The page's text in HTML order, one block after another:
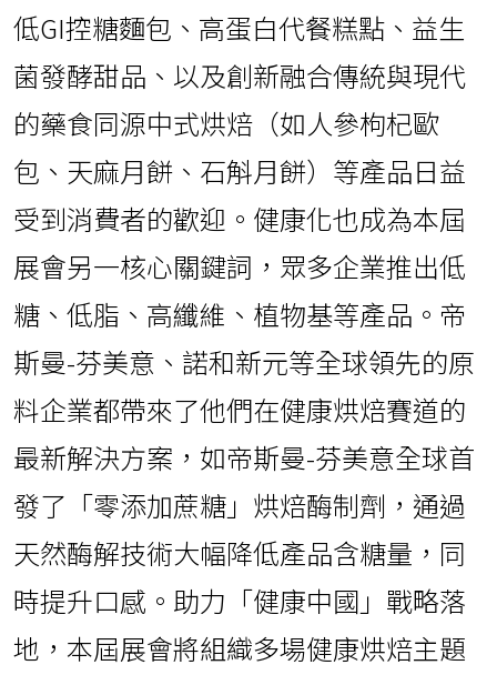
低GI控糖麵包、高蛋白代餐糕點、益生
菌發酵甜品、以及創新融合傳統與現代
的藥食同源中式烘焙（如人參枸杞歐
包、天麻月餅、石斛月餅）等產品日益
受到消費者的歡迎。健康化也成為本屆
展會另一核心關鍵詞，眾多企業推出低
糖、低脂、高纖維、植物基等產品。帝
斯曼-芬美意、諾和新元等全球領先的原
料企業都帶來了他們在健康烘焙賽道的
最新解決方案，如帝斯曼-芬美意全球首
發了「零添加蔗糖」烘焙酶制劑，通過
天然酶解技術大幅降低產品含糖量，同
時提升口感。助力「健康中國」戰略落
地，本屆展會將組織多場健康烘焙主題